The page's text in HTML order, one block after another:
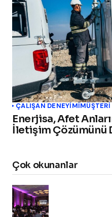
ÇALIŞAN DENEYIMI
Enerjisa, Afet
İletişim Çözümünü
Çok okunanlar